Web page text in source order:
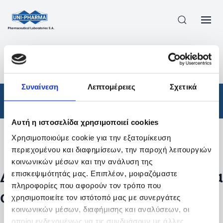
Συναίνεση Λεπτομέρειες Σχετικά
Αυτή η ιστοσελίδα χρησιμοποιεί cookies
Χρησιμοποιούμε cookie για την εξατομίκευση
περιεχομένου και διαφημίσεων, την παροχή λειτουργιών
κοινωνικών μέσων και την ανάλυση της
επισκεψιμότητάς μας. Επιπλέον, μοιραζόμαστε
πληροφορίες που αφορούν τον τρόπο που
χρησιμοποιείτε τον ιστότοπό μας με συνεργάτες
κοινωνικών μέσων, διαφήμισης και αναλύσεων, οι
οποίοι ενδεχομένως να τις συνδυάσουν με άλλες
ΠΡΟΪΟΝΤΑ
ΑΠΟΤΕΛΕΣΜΑΤΑ ΑΝΑΖΗΤΗΣΗΣ
Φάρμακα
Φίλτρα
Δεν βρέθηκαν προϊόντα με τα
συγκεκριμένα φίλτρα